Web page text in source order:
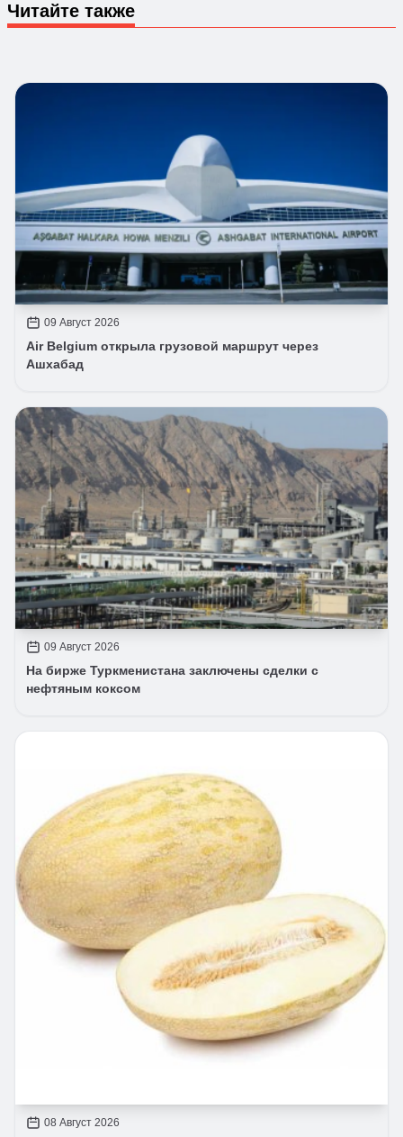
Читайте также
09 Август 2026
Air Belgium открыла грузовой маршрут через
Ашхабад
09 Август 2026
На бирже Туркменистана заключены сделки с
нефтяным коксом
08 Август 2026